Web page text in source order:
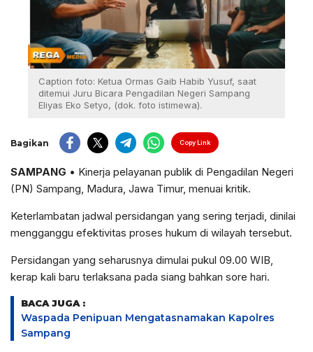
Caption foto: Ketua Ormas Gaib Habib Yusuf, saat
ditemui Juru Bicara Pengadilan Negeri Sampang
Eliyas Eko Setyo, (dok. foto istimewa).
Bagikan Copy Link
SAMPANG • Kinerja pelayanan publik di Pengadilan Negeri
(PN) Sampang, Madura, Jawa Timur, menuai kritik.
Keterlambatan jadwal persidangan yang sering terjadi, dinilai
mengganggu efektivitas proses hukum di wilayah tersebut.
Persidangan yang seharusnya dimulai pukul 09.00 WIB,
kerap kali baru terlaksana pada siang bahkan sore hari.
BACA JUGA :
Waspada Penipuan Mengatasnamakan Kapolres
Sampang